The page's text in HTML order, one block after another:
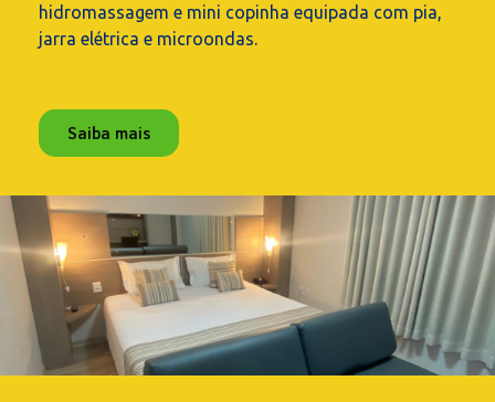
hidromassagem e mini copinha equipada com pia,
jarra elétrica e microondas.
Saiba mais